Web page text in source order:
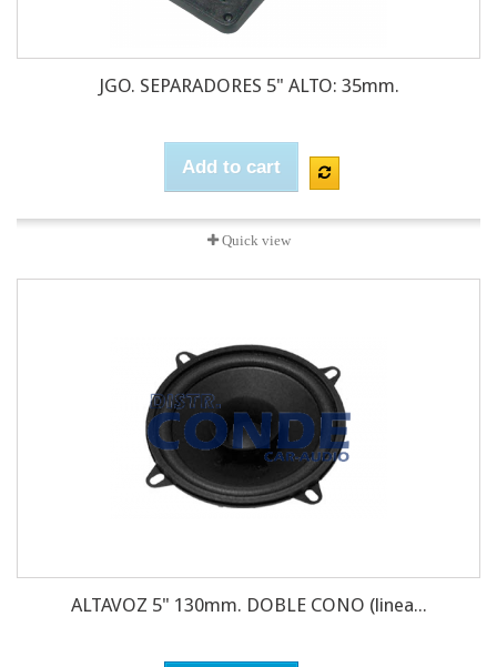
JGO. SEPARADORES 5" ALTO: 35mm.
Add to cart
Quick view
ALTAVOZ 5" 130mm. DOBLE CONO (linea...